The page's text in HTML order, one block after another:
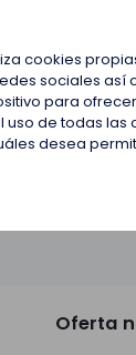
cookies
sociales
para
de todas
desea
Oferta